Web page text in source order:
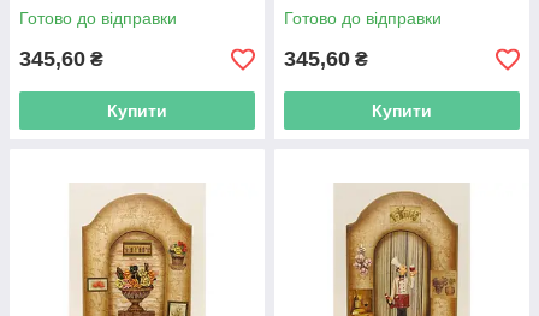
Готово до відправки
345,60 ₴
Купити
Готово до відправки
345,60 ₴
Купити